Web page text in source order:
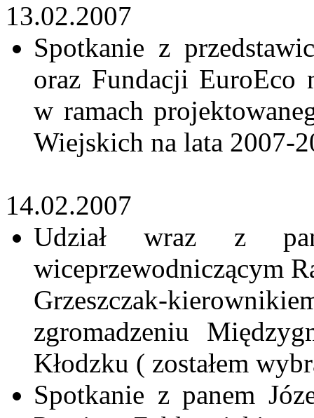
13.02.2007
Spotkanie z
oraz Fundacji EuroEco
w ramach
Wiejskich na lata 2007-
14.02.2007
Udział wraz z
wiceprzewodniczącym
Grzeszczak-
zgromadzeniu
Kłodzku ( zostałem
Spotkanie z panem